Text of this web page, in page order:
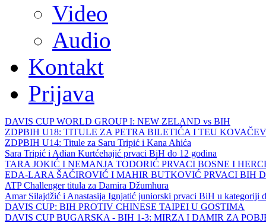
Video
Audio
Kontakt
Prijava
DAVIS CUP WORLD GROUP I: NEW ZELAND vs BIH
ZDPBIH U18: TITULE ZA PETRA BILETIĆA I TEU
ZDPBIH U14: Titule za Saru Tripić i Kana Ahića
Sara Tripić i Adian Kurtćehajić prvaci BiH do 12 godina
TARA JOKIĆ I NEMANJA TODORIĆ PRVACI BOSNE I
EDA-LARA ŠAĆIROVIĆ I MAHIR BUTKOVIĆ PRVACI BIH
ATP Challenger titula za Damira Džumhura
Amar Silajdžić i Anastasija Ignjatić juniorski prvaci BiH u kategoriji
DAVIS CUP: BIH PROTIV CHINESE TAIPEI U GOSTIMA
DAVIS CUP BUGARSKA - BIH 1-3: MIRZA I DAMIR ZA